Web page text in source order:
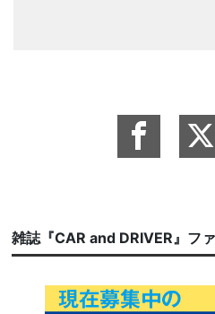
雑誌『CAR and DRIVER』フ